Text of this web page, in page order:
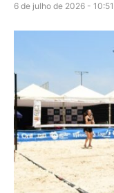
6 de julho de 2026 - 10:51